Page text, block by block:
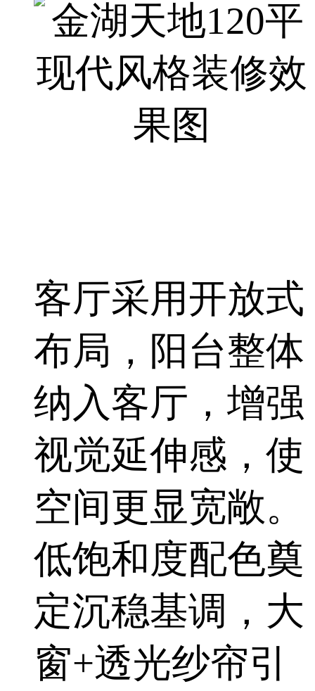
客厅采用开放式
布局，阳台整体
纳入客厅，增强
视觉延伸感，使
空间更显宽敞。
低饱和度配色奠
定沉稳基调，大
窗+透光纱帘引